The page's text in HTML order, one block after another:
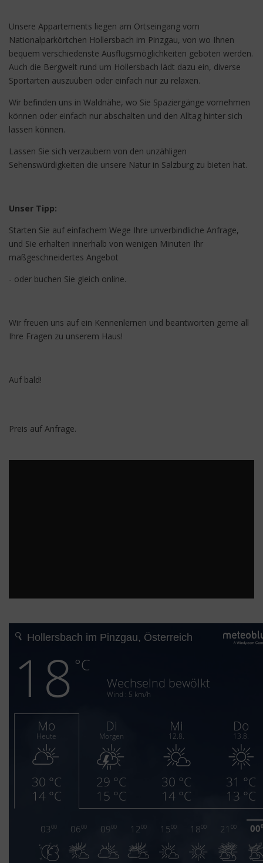
Unsere Appartements liegen am Ortseingang vom
Nationalparkörtchen Hollersbach im Pinzgau, von wo Ihnen
bequem verschiedenste Ausflugsmöglichkeiten geboten werden.
Auch die Bergwelt rund um Hollersbach lädt dazu ein, diverse
Sportarten auszuüben oder einfach nur zu relaxen.
Wir befinden uns in Waldnähe, wo Sie Spaziergänge vornehmen
können oder einfach nur abschalten und den Alltag hinter sich
lassen können.
Lassen Sie sich verzaubern von den unzähligen
Sehenswürdigkeiten die unsere Natur in Salzburg zu bieten hat.
Unser Tipp:
Starten Sie auf einfachem Wege Ihre unverbindliche Anfrage,
und Sie erhalten innerhalb von wenigen Minuten Ihr
maßgeschneidertes Angebot
- oder buchen Sie gleich online.
Wir freuen uns auf ein Kennenlernen und beantworten gerne all
Ihre Fragen zu unserem Haus!
Auf bald!
Preis auf Anfrage.